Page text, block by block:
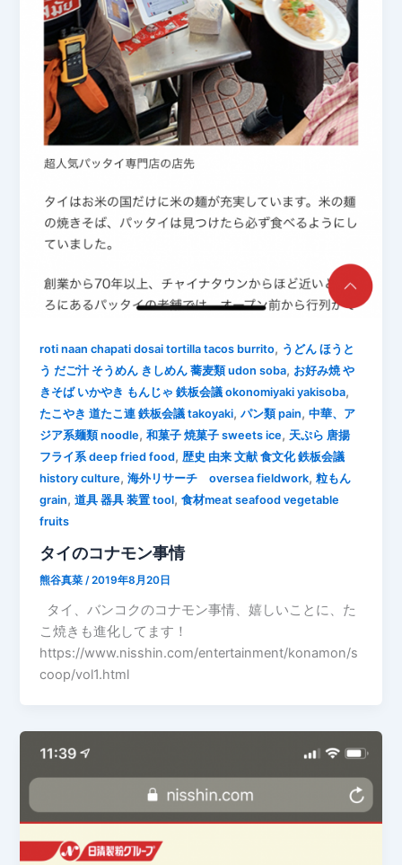
roti naan chapati dosai tortilla tacos burrito, うどん ほうと
う だご汁 そうめん きしめん 蕎麦類 udon soba, お好み焼 や
きそば いかやき もんじゃ 鉄板会議 okonomiyaki yakisoba,
たこやき 道たこ連 鉄板会議 takoyaki,パン類 pain,中華、ア
ジア系麺類 noodle,和菓子 焼菓子 sweets ice, 天ぷら 唐揚
フライ系 deep fried food,歴史 由来 文献 食文化 鉄板会議
history culture,海外リサーチ oversea fieldwork,粒もん
grain,道具 器具 装置 tool,食材meat seafood vegetable
fruits
タイのコナモン事情
熊谷真菜/2019年8月20日
タイ、バンコクのコナモン事情、嬉しいことに、た
こ焼きも進化してます！
https://www.nisshin.com/entertainment/konamon/s
coop/vol1.html